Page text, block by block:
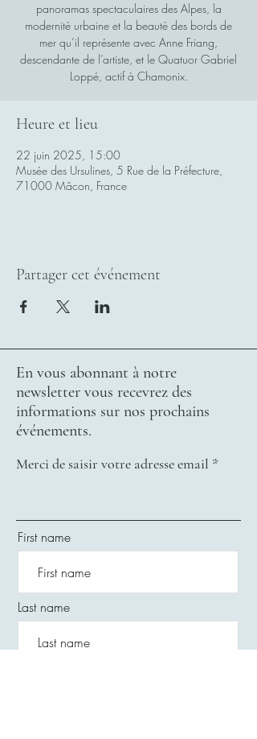
panoramas spectaculaires des Alpes, la
modernité urbaine et la beauté des bords de
mer qu’il représente avec Anne Friang,
descendante de l’artiste, et le Quatuor Gabriel
Loppé, actif à Chamonix.
Heure et lieu
22 juin 2025, 15:00
Musée des Ursulines, 5 Rue de la Préfecture,
71000 Mâcon, France
Partager cet événement
En vous abonnant à notre
newsletter vous recevrez des
informations sur nos prochains
événements.
Merci de saisir votre adresse email
First name
Last name